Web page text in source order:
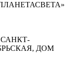
САНКТ-
ДОМ